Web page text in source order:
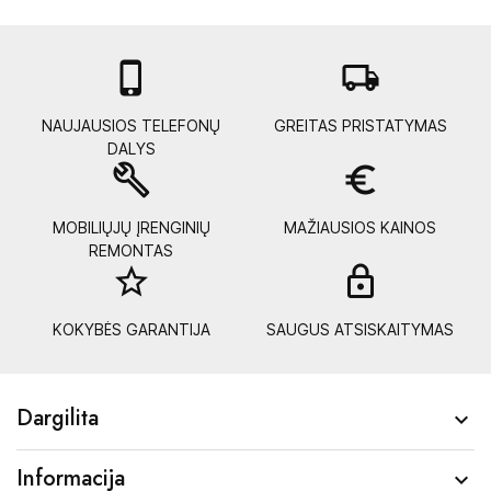

NAUJAUSIOS TELEFONŲ
DALYS
local_shipping
GREITAS PRISTATYMAS
build
MOBILIŲJŲ ĮRENGINIŲ
REMONTAS
euro_symbol
MAŽIAUSIOS KAINOS
star_border
KOKYBĖS GARANTIJA SAUGUS ATSISKAITYMAS
Dargilita 
Informacija 